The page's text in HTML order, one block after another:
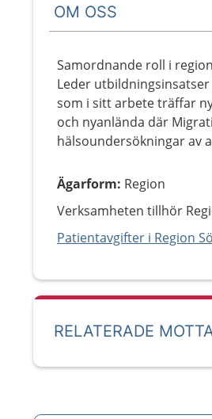
OM OSS
Samordnande roll i
Leder
som i sitt arbete träffar
och nyanlända där
hälsoundersökningar av
Ägarform: Region
Verksamheten tillhör
Patientavgifter i Region
RELATERADE